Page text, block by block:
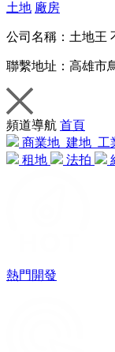
土地 廠房
公司名稱： 土地王
聯繫地址： 高雄市
頻道導航 首頁
商業地 建地 工
租地
法拍
熱門開發